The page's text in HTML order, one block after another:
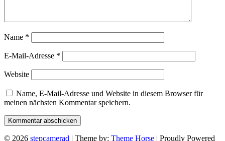
Name *
E-Mail-Adresse *
Website
Name, E-Mail-Adresse und Website in diesem Browser für
meinen nächsten Kommentar speichern.
© 2026 stepcamerad | Theme by: Theme Horse | Proudly Powered